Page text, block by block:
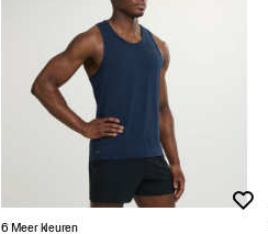
6 Meer kleuren